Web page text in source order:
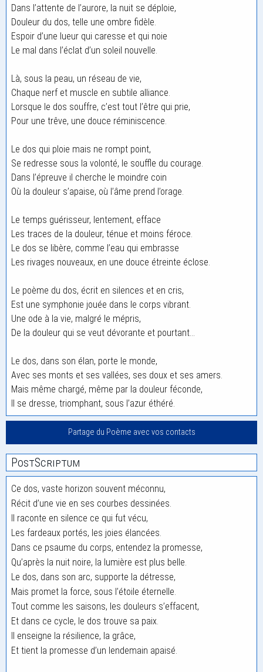
Dans l’attente de l’aurore, la nuit se déploie,
Douleur du dos, telle une ombre fidèle.
Espoir d’une lueur qui caresse et qui noie
Le mal dans l’éclat d’un soleil nouvelle.
Là, sous la peau, un réseau de vie,
Chaque nerf et muscle en subtile alliance.
Lorsque le dos souffre, c’est tout l’être qui prie,
Pour une trêve, une douce réminiscence.
Le dos qui ploie mais ne rompt point,
Se redresse sous la volonté, le souffle du courage.
Dans l’épreuve il cherche le moindre coin
Où la douleur s’apaise, où l’âme prend l’orage.
Le temps guérisseur, lentement, efface
Les traces de la douleur, ténue et moins féroce.
Le dos se libère, comme l’eau qui embrasse
Les rivages nouveaux, en une douce étreinte éclose.
Le poème du dos, écrit en silences et en cris,
Est une symphonie jouée dans le corps vibrant.
Une ode à la vie, malgré le mépris,
De la douleur qui se veut dévorante et pourtant…
Le dos, dans son élan, porte le monde,
Avec ses monts et ses vallées, ses doux et ses amers.
Mais même chargé, même par la douleur féconde,
Il se dresse, triomphant, sous l’azur éthéré.
Partage du Poème avec vos contacts
PostScriptum
Ce dos, vaste horizon souvent méconnu,
Récit d’une vie en ses courbes dessinées.
Il raconte en silence ce qui fut vécu,
Les fardeaux portés, les joies élancées.
Dans ce psaume du corps, entendez la promesse,
Qu’après la nuit noire, la lumière est plus belle.
Le dos, dans son arc, supporte la détresse,
Mais promet la force, sous l’étoile éternelle.
Tout comme les saisons, les douleurs s’effacent,
Et dans ce cycle, le dos trouve sa paix.
Il enseigne la résilience, la grâce,
Et tient la promesse d’un lendemain apaisé.